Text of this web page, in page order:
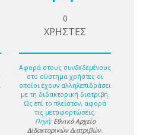
0
ΧΡΗΣΤΕΣ
Αφορά στους συνδεδεμένους
στο σύστημα χρήστες οι
οποίοι έχουν αλληλεπιδράσει
με τη διδακτορική διατριβή.
Ως επί το πλείστον, αφορά
τις μεταφορτώσεις.
Πηγή: Εθνικό Αρχείο
Διδακτορικών Διατριβών.